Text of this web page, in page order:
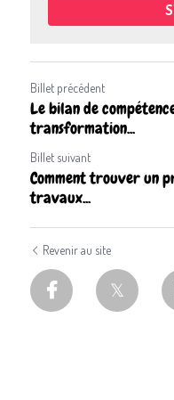
Billet précédent
Le bilan de
transformation...
Billet suivant
Comment trouver un
travaux...
Revenir au site